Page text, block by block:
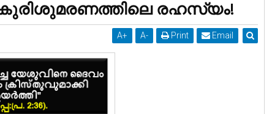
കുരിശുമരണത്തിലെ രഹസ്യം!
A+ A- Print Email